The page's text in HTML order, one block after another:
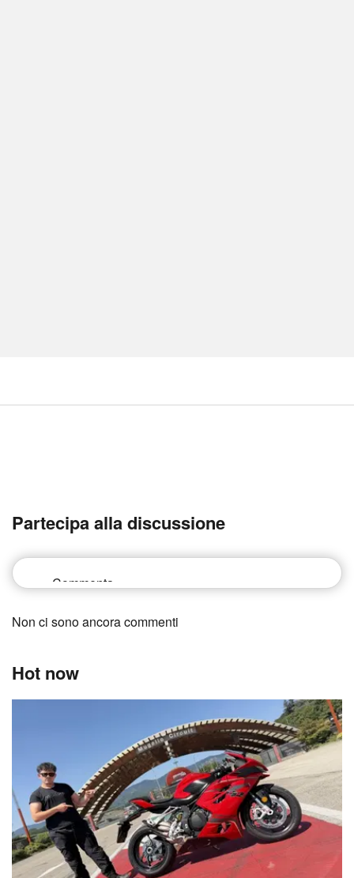
Partecipa alla discussione
Non ci sono ancora commenti
Hot now